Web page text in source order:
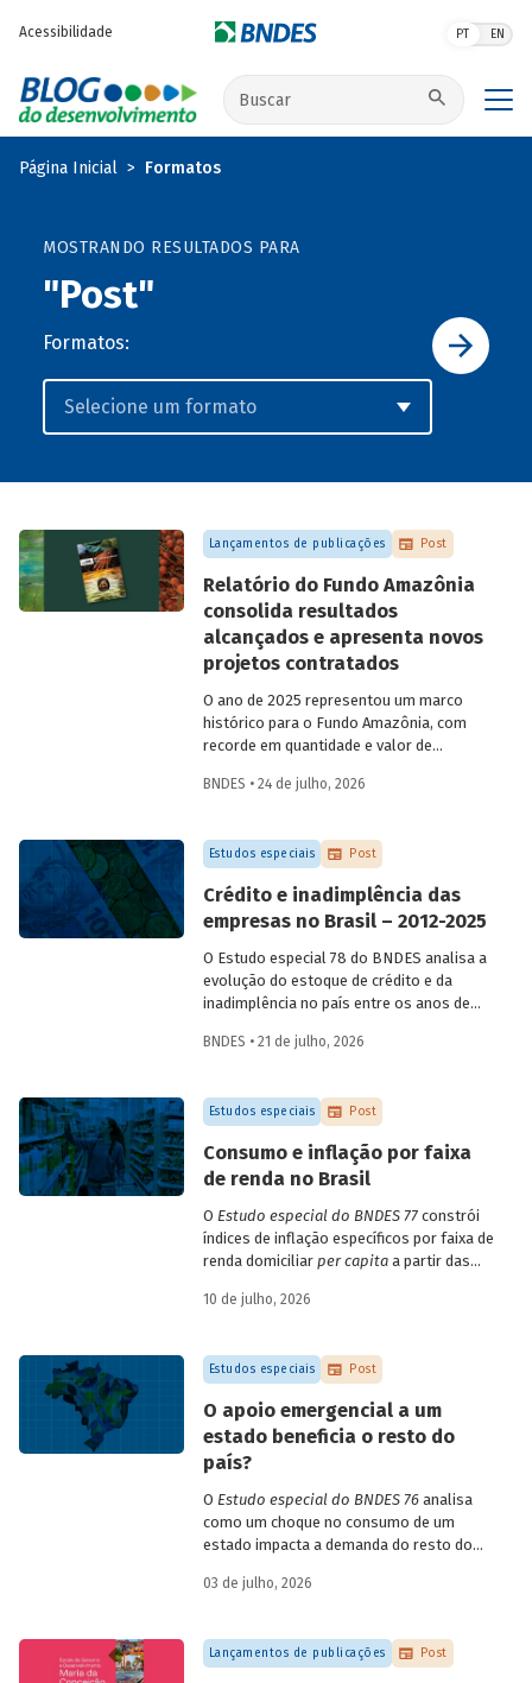
Acessibilidade PT EN
Buscar no site
Página Inicial Formatos
MOSTRANDO RESULTADOS PARA
"Post"
Formatos:
Lançamentos de publicações Post
Relatório do Fundo Amazônia
consolida resultados
alcançados e apresenta novos
projetos contratados
O ano de 2025 representou um marco
histórico para o Fundo Amazônia, com
recorde em quantidade e valor de
desembolsos: foram 22 operações
bilhões, além de R$ 387 milhões
desembolsados. Ainda no período, foram
contratados 25 novos projetos.
BNDES • 24 de julho, 2026
Estudos especiais Post
Crédito e inadimplência das
empresas no Brasil – 2012-2025
O Estudo especial 78 do BNDES analisa a
evolução do estoque de crédito e da
inadimplência no país entre os anos de
analíticos complementares: o porte da
econômica.
BNDES • 21 de julho, 2026
Estudos especiais Post
Consumo e inflação por faixa
de renda no Brasil
O Estudo especial do BNDES 77constrói
índices de inflação específicos por faixa de
renda domiciliar per capitaa partir das
associadas às variações de preços dos
ainda os microdados da Pnad Contínua
para analisar a evolução da renda dos
10 de julho, 2026
Estudos especiais Post
O apoio emergencial a um
estado beneficia o resto do
país?
O Estudo especial do BNDES 76analisa
como um choque no consumo de um
estado impacta a demanda do resto do
Grande do Sul.
03 de julho, 2026
Lançamentos de publicações Post